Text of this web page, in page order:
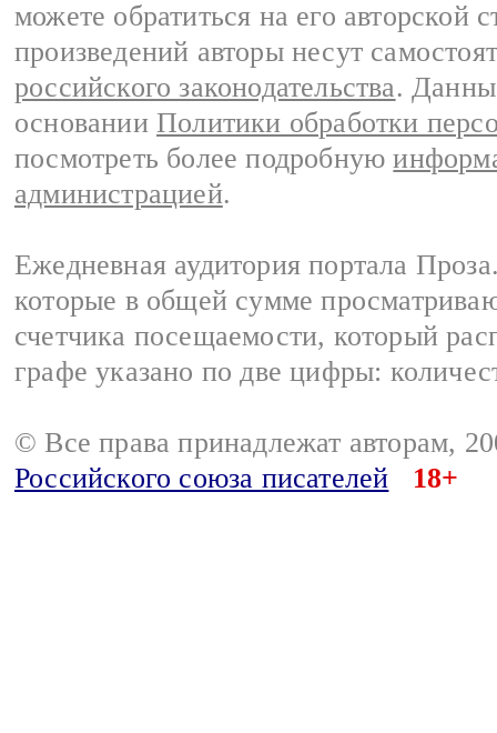
можете обратиться на его авторской
произведений авторы несут
российского законодательства.
основании Политики обработки
посмотреть более подробную
администрацией.
Ежедневная аудитория портала
которые в общей сумме
счетчика посещаемости, который
графе указано по две цифры:
© Все права принадлежат авторам,
Российского союза писателей
18+